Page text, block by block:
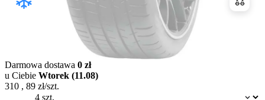
Dostępność:
Darmowa dostawa 0 zł
u Ciebie Wtorek (11.08)
310 , 89 zł/szt.